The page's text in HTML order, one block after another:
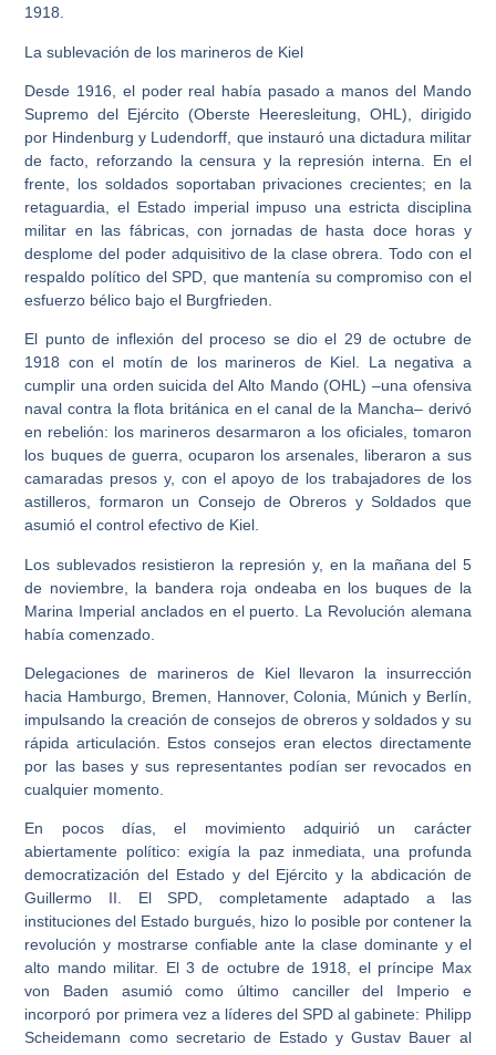
1918.
La sublevación de los marineros de Kiel
Desde 1916, el poder real había pasado a manos del Mando
Supremo del Ejército (Oberste Heeresleitung, OHL), dirigido
por Hindenburg y Ludendorff, que instauró una dictadura militar
de facto, reforzando la censura y la represión interna. En el
frente, los soldados soportaban privaciones crecientes; en la
retaguardia, el Estado imperial impuso una estricta disciplina
militar en las fábricas, con jornadas de hasta doce horas y
desplome del poder adquisitivo de la clase obrera. Todo con el
respaldo político del SPD, que mantenía su compromiso con el
esfuerzo bélico bajo el Burgfrieden.
El punto de inflexión del proceso se dio el 29 de octubre de
1918 con el motín de los marineros de Kiel. La negativa a
cumplir una orden suicida del Alto Mando (OHL) –una ofensiva
naval contra la flota británica en el canal de la Mancha– derivó
en rebelión: los marineros desarmaron a los oficiales, tomaron
los buques de guerra, ocuparon los arsenales, liberaron a sus
camaradas presos y, con el apoyo de los trabajadores de los
astilleros, formaron un Consejo de Obreros y Soldados que
asumió el control efectivo de Kiel.
Los sublevados resistieron la represión y, en la mañana del 5
de noviembre, la bandera roja ondeaba en los buques de la
Marina Imperial anclados en el puerto. La Revolución alemana
había comenzado.
Delegaciones de marineros de Kiel llevaron la insurrección
hacia Hamburgo, Bremen, Hannover, Colonia, Múnich y Berlín,
impulsando la creación de consejos de obreros y soldados y su
rápida articulación. Estos consejos eran electos directamente
por las bases y sus representantes podían ser revocados en
cualquier momento.
En pocos días, el movimiento adquirió un carácter
abiertamente político: exigía la paz inmediata, una profunda
democratización del Estado y del Ejército y la abdicación de
Guillermo II. El SPD, completamente adaptado a las
instituciones del Estado burgués, hizo lo posible por contener la
revolución y mostrarse confiable ante la clase dominante y el
alto mando militar. El 3 de octubre de 1918, el príncipe Max
von Baden asumió como último canciller del Imperio e
incorporó por primera vez a líderes del SPD al gabinete: Philipp
Scheidemann como secretario de Estado y Gustav Bauer al